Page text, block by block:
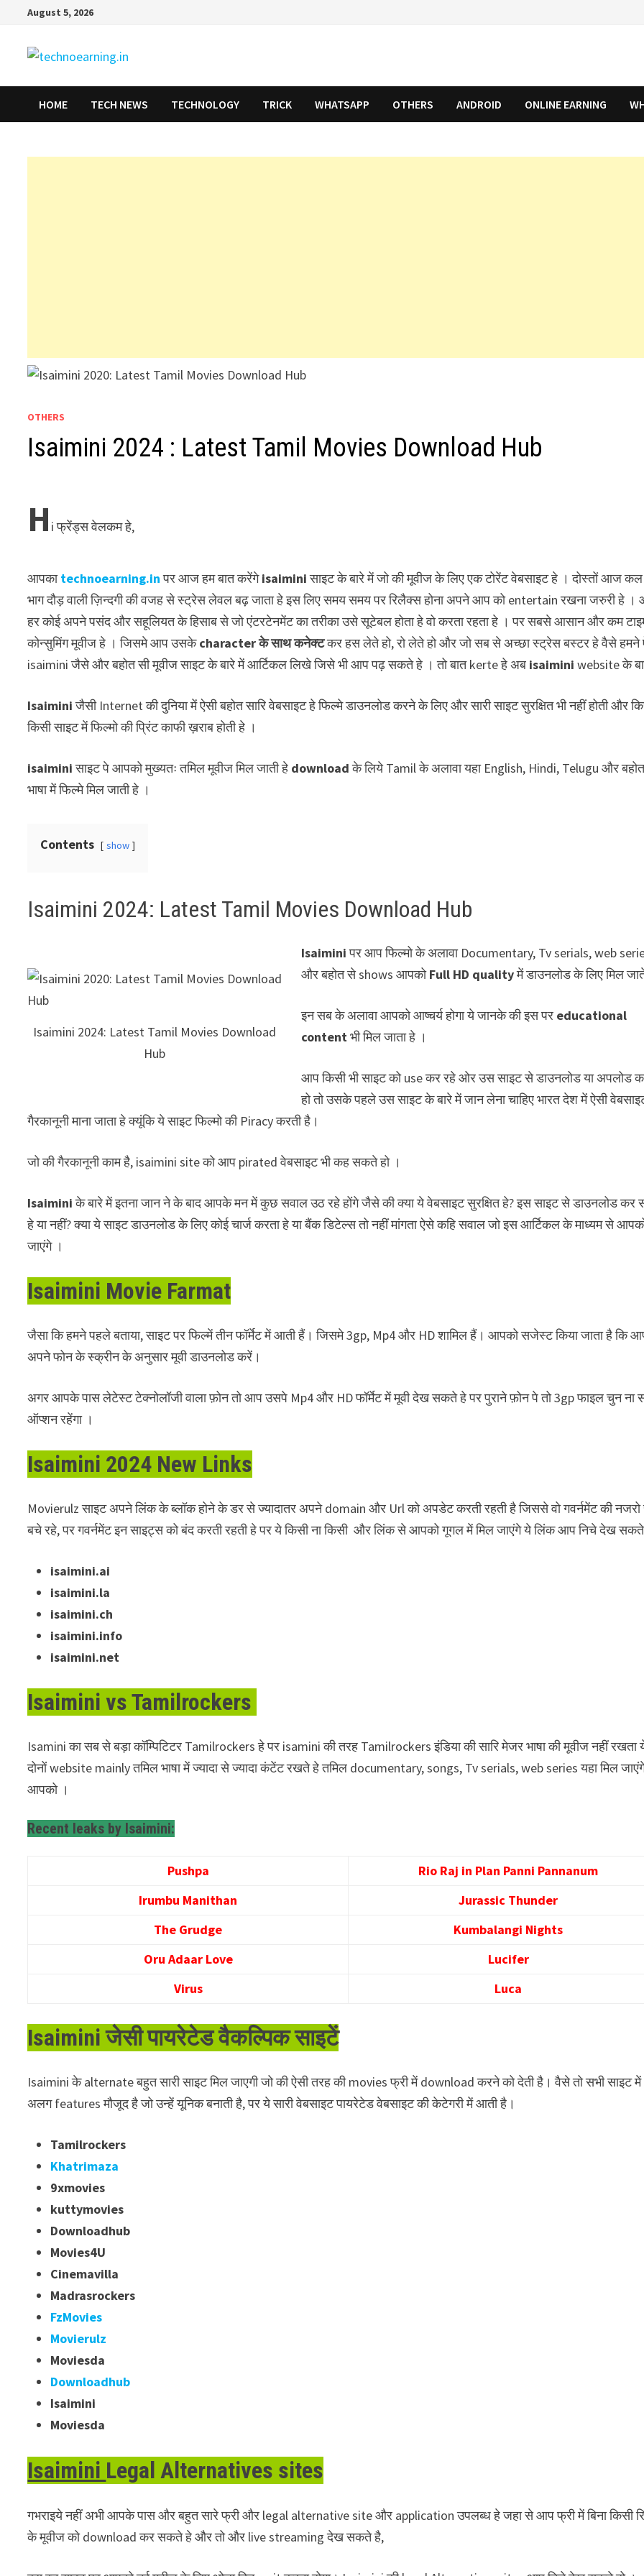
content
August 5, 2026
HOME TECH NEWS TECHNOLOGY TRICK WHATSAPP OTHERS ANDROID ONLINE EARNING
OTHERS
Isaimini 2024 : Latest Tamil Movies Download Hub
H i फ्रेंड्स वेलकम हे,
आपका technoearning.inपर आज हम बात करेंगेisaiminiसाइट के बारे में जो की मूवीज के लिए एक टोरेंट वेबसाइट हे । दोस्तों आज
भाग दौड़ वाली ज़िन्दगी की वजह से स्ट्रेस लेवल बढ़ जाता हे इस लिए समय समय पर रिलैक्स होना अपने आप को entertain रखना जरुरी हे ।
हर कोई अपने पसंद और सहूलियत के हिसाब से जो एंटरटेनमेंट का तरीका उसे सूटेबल होता हे वो करता रहता हे । पर सबसे आसान और कम
कोन्सुमिंग मूवीज हे । जिसमे आप उसकेcharacter के साथ कनेक्टकर हस लेते हो, रो लेते हो और जो सब से अच्छा स्ट्रेस बस्टर हे वैसे हमने
isaimini जैसे और बहोत सी मूवीज साइट के बारे में आर्टिकल लिखे जिसे भी आप पढ़ सकते हे । तो बात kerte हे अब isaimini website के
Isaiminiजैसी Internet की दुनिया में ऐसी बहोत सारि वेबसाइट हे फिल्मे डाउनलोड करने के लिए और सारी साइट सुरक्षित भी नहीं होती और
किसी साइट में फिल्मो की प्रिंट काफी ख़राब होती हे ।
isaiminiसाइट पे आपको मुख्यतः तमिल मूवीज मिल जाती हे downloadके लिये Tamil के अलावा यहा English, Hindi, Telugu और
भाषा में फिल्मे मिल जाती हे ।
Contents show
Isaimini 2024: Latest Tamil Movies Download Hub
Isaimini 2024: Latest Tamil Movies Download
Hub
Isaiminiपर आप फिल्मो के अलावा Documentary, Tv serials, web
और बहोत से shows आपकोFull HD qualityमें डाउनलोड के लिए मिल
इन सब के अलावा आपको आष्चर्य होगा ये जानके की इस पर educational
contentभी मिल जाता हे ।
आप किसी भी साइट को use कर रहे ओर उस साइट से डाउनलोड या अपलोड
हो तो उसके पहले उस साइट के बारे में जान लेना चाहिए भारत देश में ऐसी
गैरकानूनी माना जाता हे क्यूंकि ये साइट फिल्मो की Piracy करती है।
जो की गैरकानूनी काम है, isaimini site को आप pirated वेबसाइट भी कह सकते हो ।
Isaiminiके बारे में इतना जान ने के बाद आपके मन में कुछ सवाल उठ रहे होंगे जैसे की क्या ये वेबसाइट सुरक्षित हे? इस साइट से डाउनलोड
हे या नहीं? क्या ये साइट डाउनलोड के लिए कोई चार्ज करता हे या बैंक डिटेल्स तो नहीं मांगता ऐसे कहि सवाल जो इस आर्टिकल के माध्यम से
जाएंगे ।
Isaimini Movie Farmat
जैसा कि हमने पहले बताया, साइट पर फिल्में तीन फॉर्मेट में आती हैं। जिसमे 3gp, Mp4 और HD शामिल हैं। आपको सजेस्ट किया जाता है कि
अपने फोन के स्क्रीन के अनुसार मूवी डाउनलोड करें।
अगर आपके पास लेटेस्ट टेक्नोलॉजी वाला फ़ोन तो आप उसपे Mp4 और HD फॉर्मेट में मूवी देख सकते हे पर पुराने फ़ोन पे तो 3gp फाइल चुन ना
ऑप्शन रहेंगा ।
Isaimini 2024 New Links
Movierulz साइट अपने लिंक के ब्लॉक होने के डर से ज्यादातर अपने domain और Url को अपडेट करती रहती है जिससे वो गवर्नमेंट की
बचे रहे, पर गवर्नमेंट इन साइट्स को बंद करती रहती हे पर ये किसी ना किसी और लिंक से आपको गूगल में मिल जाएंगे ये लिंक आप निचे देख
isaimini.ai
isaimini.la
isaimini.ch
isaimini.info
isaimini.net
Isaimini vs Tamilrockers
Isamini का सब से बड़ा कॉम्पिटिटर Tamilrockers हे पर isamini की तरह Tamilrockers इंडिया की सारि मेजर भाषा की मूवीज नहीं रखता
दोनों website mainly तमिल भाषा में ज्यादा से ज्यादा कंटेंट रखते हे तमिल documentary, songs, Tv serials, web series यहा मिल
आपको ।
Recent leaks by Isaimini:
Pushpa
Rio Raj in Plan Panni Pannanum
Irumbu Manithan
Jurassic Thunder
The Grudge
Kumbalangi Nights
Oru Adaar Love
Lucifer
Virus
Luca
Isaimini जेसी पायरेटेड वैकल्पिक साइटें
Isaimini के alternate बहुत सारी साइट मिल जाएगी जो की ऐसी तरह की movies फ्री में download करने को देती है। वैसे तो सभी साइट
अलग features मौजूद है जो उन्हें यूनिक बनाती है, पर ये सारी वेबसाइट पायरेटेड वेबसाइट की केटेगरी में आती है।
Tamilrockers
Khatrimaza
9xmovies
kuttymovies
Downloadhub
Movies4U
Cinemavilla
Madrasrockers
FzMovies
Movierulz
Moviesda
Downloadhub
Isaimini
Moviesda
Isaimini Legal Alternatives sites
गभराइये नहीं अभी आपके पास और बहुत सारे फ्री और legal alternative site और application उपलब्ध हे जहा से आप फ्री में बिना किसी
के मूवीज को download कर सकते हे और तो और live streaming देख सकते है,